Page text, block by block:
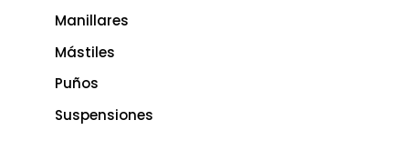
Manillares
Mástiles
Puños
Suspensiones